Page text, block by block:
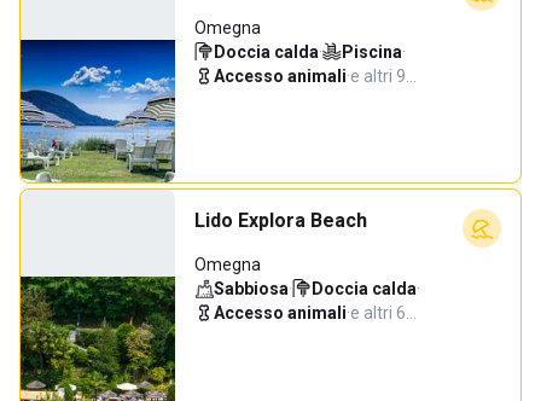
Omegna
Doccia calda· Piscina·
Accesso animali·e altri 9…
Lido Explora Beach
Omegna
Sabbiosa· Doccia calda·
Accesso animali·e altri 6…